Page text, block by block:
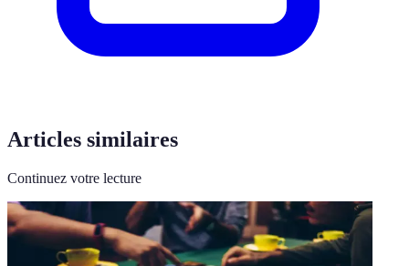
Articles similaires
Continuez votre lecture